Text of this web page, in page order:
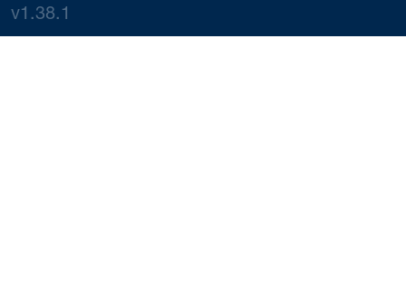
v1.38.1